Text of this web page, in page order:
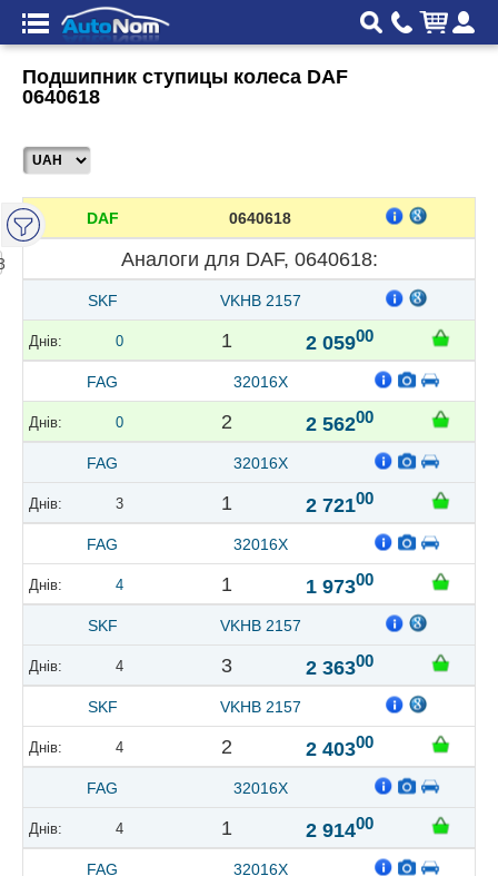
Подшипник ступицы колеса DAF
0640618
DAF 0640618
Аналоги для DAF, 0640618:
SKF VKHB 2157
0 1 2 05900
FAG 32016X
0 2 2 56200
FAG 32016X
3 1 2 72100
FAG 32016X
4 1 1 97300
SKF VKHB 2157
4 3 2 36300
SKF VKHB 2157
4 2 2 40300
FAG 32016X
4 1 2 91400
FAG 32016X